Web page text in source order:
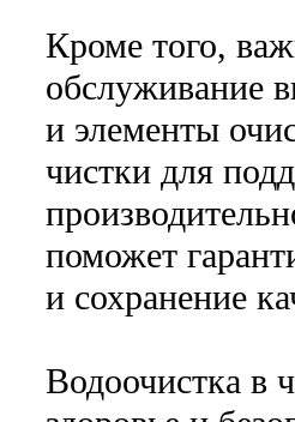
Кроме того,
обслуживание
и элементы
чистки для
поможет
и сохранение
Водоочистка в